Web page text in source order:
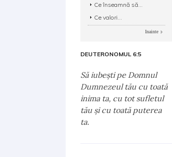
Ce înseamnă să...
Ce valori...
Inainte
DEUTERONOMUL 6:5
Să iubeşti pe Domnul
Dumnezeul tău cu toată
inima ta, cu tot sufletul
tău şi cu toată puterea
ta.